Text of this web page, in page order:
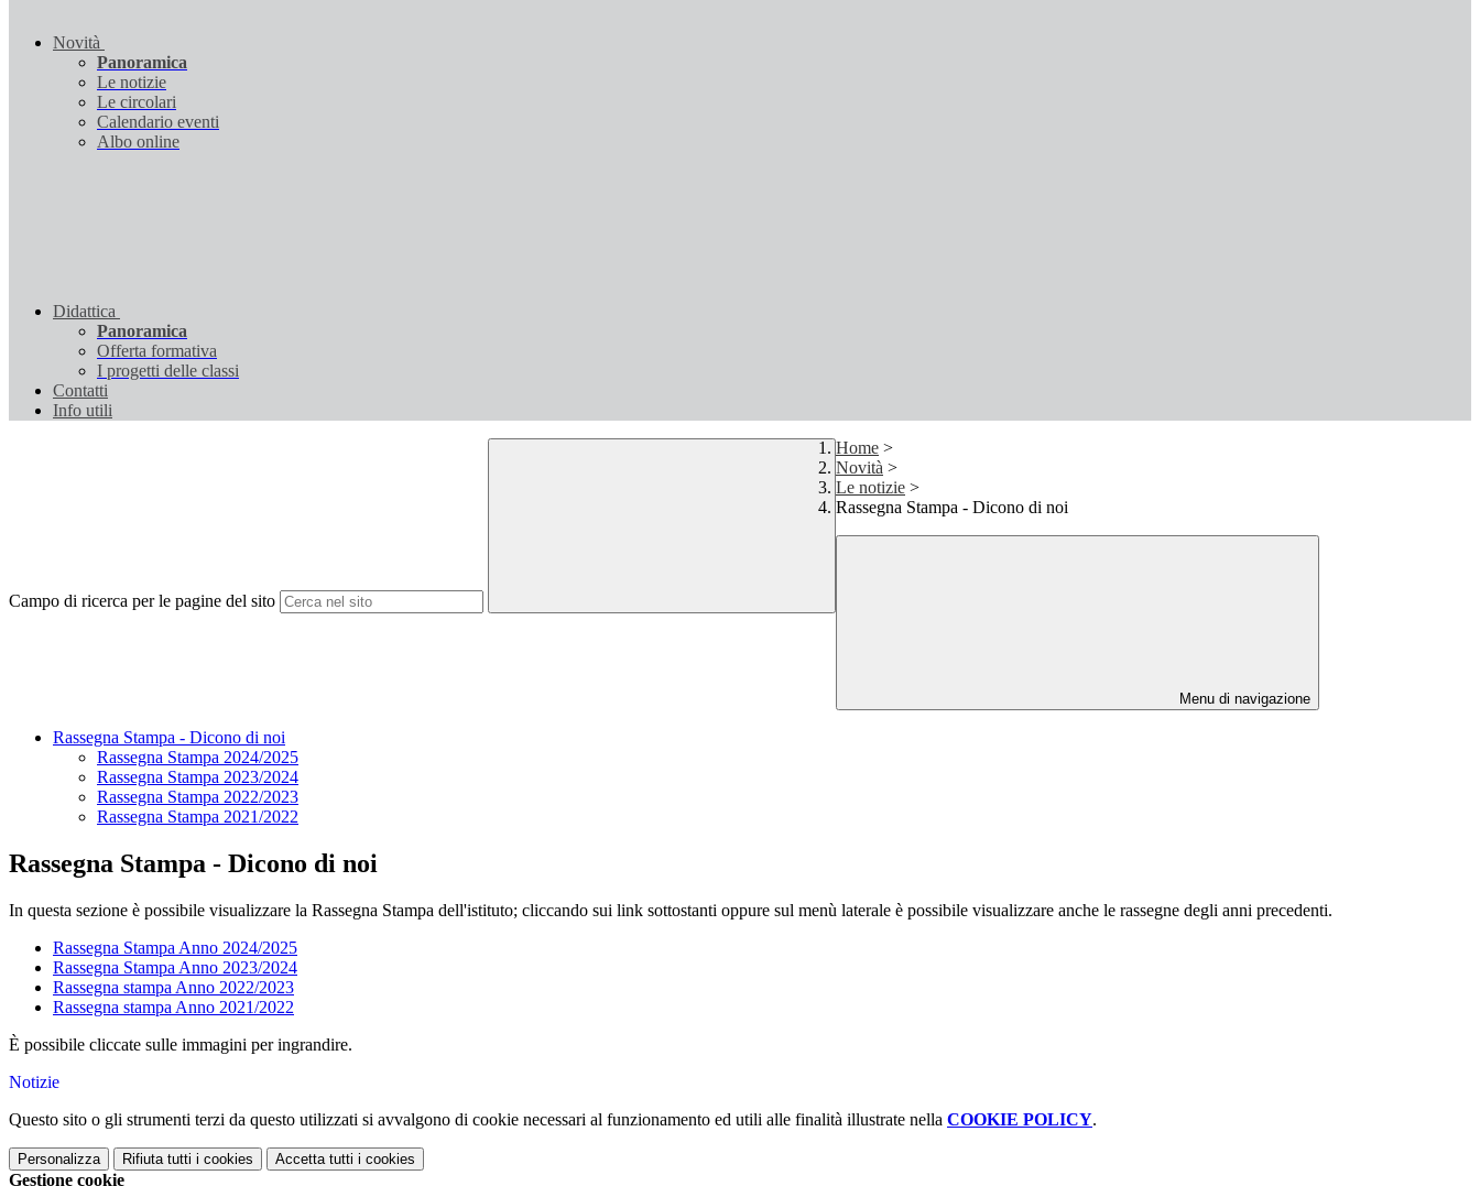
Novità
Panoramica
Le notizie
Le circolari
Calendario eventi
Albo online
Didattica
Panoramica
Offerta formativa
I progetti delle classi
Contatti
Info utili
Campo di ricerca per le pagine del sito
Home >
Novità >
Le notizie >
Rassegna Stampa - Dicono di noi
Menu di navigazione
Rassegna Stampa - Dicono di noi
Rassegna Stampa 2024/2025
Rassegna Stampa 2023/2024
Rassegna Stampa 2022/2023
Rassegna Stampa 2021/2022
Rassegna Stampa - Dicono di noi
In questa sezione è possibile visualizzare la Rassegna Stampa dell'istituto; cliccando sui link sottostanti oppure sul menù laterale è possibile visualizzare anche le rassegne degli anni precedenti.
Rassegna Stampa Anno 2024/2025
Rassegna Stampa Anno 2023/2024
Rassegna stampa Anno 2022/2023
Rassegna stampa Anno 2021/2022
È possibile cliccate sulle immagini per ingrandire.
Notizie
Questo sito o gli strumenti terzi da questo utilizzati si avvalgono di cookie necessari al funzionamento ed utili alle finalità illustrate nella COOKIE POLICY.
Personalizza Rifiuta tutti i cookies Accetta tutti i cookies
Gestione cookie